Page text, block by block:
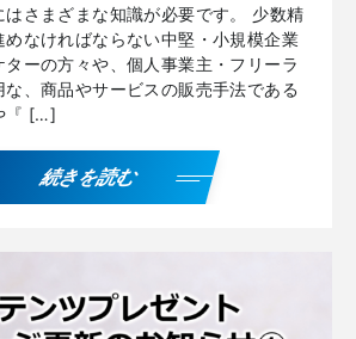
はさまざまな知識が必要です。 少数精
なければならない中堅・小規模企業
ーの方々や、個人事業主・フリーラ
な、商品やサービスの販売手法である
『 […]
続きを読む